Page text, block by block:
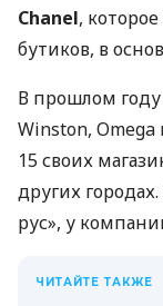
Chanel,
бутиков, в
В прошлом году
Winston, Omega
15 своих
других
рус», у
ЧИТАЙТЕ ТАКЖЕ